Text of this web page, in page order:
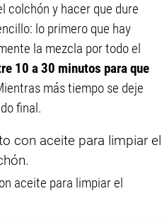
colchón y hacer que dure
lo primero que hay
la mezcla por todo el
10 a 30 minutos para que
más tiempo se deje
final.
aceite para limpiar el